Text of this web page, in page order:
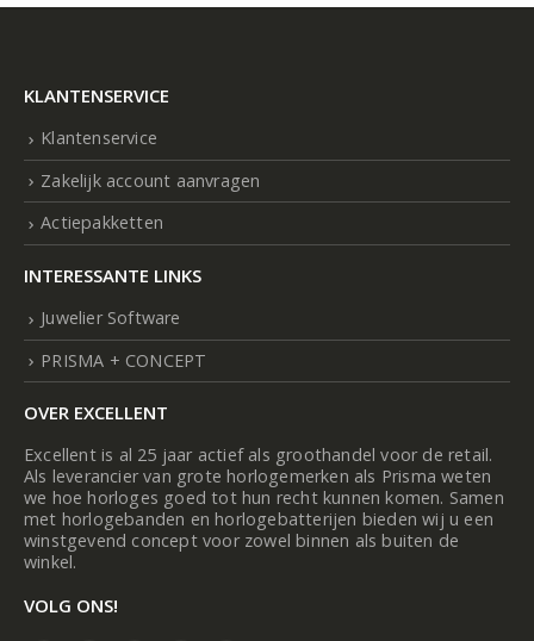
KLANTENSERVICE
Klantenservice
Zakelijk account aanvragen
Actiepakketten
INTERESSANTE LINKS
Juwelier Software
PRISMA + CONCEPT
OVER EXCELLENT
Excellent is al 25 jaar actief als groothandel voor de retail.
Als leverancier van grote horlogemerken als Prisma weten
we hoe horloges goed tot hun recht kunnen komen. Samen
met horlogebanden en horlogebatterijen bieden wij u een
winstgevend concept voor zowel binnen als buiten de
winkel.
VOLG ONS!